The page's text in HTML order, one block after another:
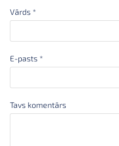
Vārds *
E-pasts *
Tavs komentārs